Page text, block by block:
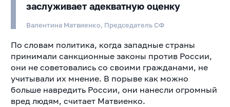
заслуживает адекватную оценку
Валентина Матвиенко, Председатель СФ
По словам политика, когда западные страны
принимали санкционные законы против России,
они не советовались со своими гражданами, не
учитывали их мнение. В порыве как можно
больше навредить России, они нанесли огромный
вред людям, считает Матвиенко.